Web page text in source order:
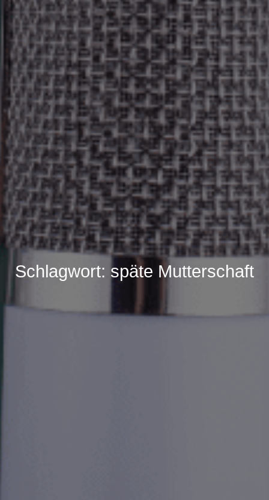
Schlagwort: späte Mutterschaft